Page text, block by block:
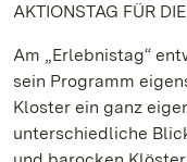
AKTIONSTAG FÜR
Am „Erlebnistag“
sein Programm
Kloster ein ganz
unterschiedliche